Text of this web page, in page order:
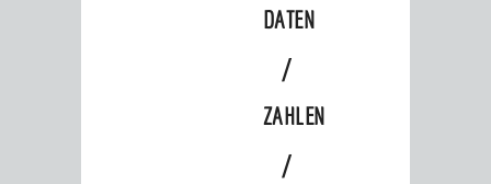
DATEN
/
ZAHLEN
/